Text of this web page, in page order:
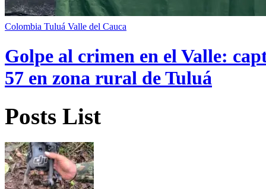
Colombia Tuluá Valle del Cauca
Golpe al crimen en el Valle:
57 en zona rural de Tuluá
Posts List